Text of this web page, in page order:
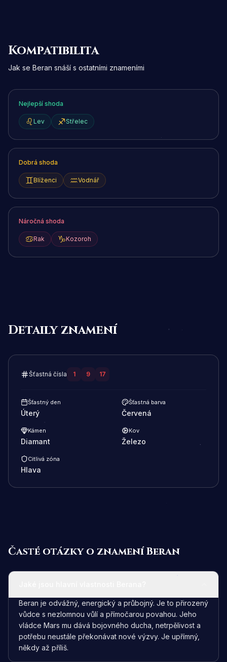
Kompatibilita
Jak se Beran snáší s ostatními znameními
Nejlepší shoda
Lev Střelec
Dobrá shoda
Blíženci Vodnář
Náročná shoda
Rak Kozoroh
Detaily znamení
Šťastná čísla 1 9 17
Šťastný den
Úterý
Šťastná barva
Červená
Kámen
Diamant
Kov
Železo
Citlivá zóna
Hlava
Časté otázky o znamení Beran
Beran je odvážný, energický a průbojný. Je to přirozený
vůdce s nezlomnou vůlí a přímočarou povahou. Jeho
vládce Mars mu dává bojovného ducha, netrpělivost a
potřebu neustále překonávat nové výzvy. Je upřímný,
někdy až příliš.